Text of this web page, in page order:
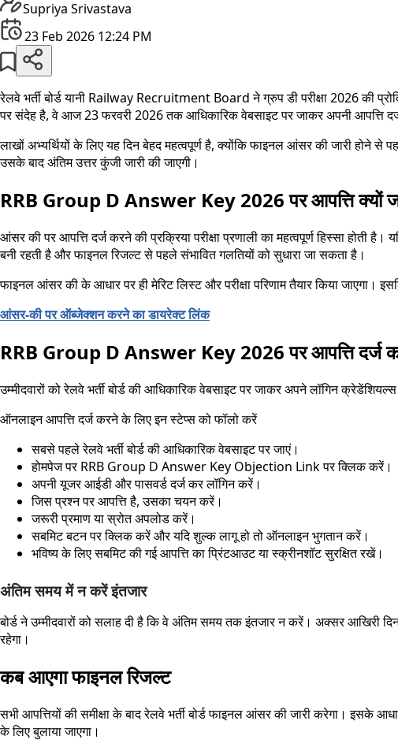
Supriya Srivastava
23 Feb 2026 12:24 PM
रेलवे भर्ती बोर्ड यानी Railway Recruitment Board ने ग्रुप डी परीक्षा 2026 की
पर संदेह है, वे आज 23 फरवरी 2026 तक आधिकारिक वेबसाइट पर जाकर अपनी आपत्ति
लाखों अभ्यर्थियों के लिए यह दिन बेहद महत्वपूर्ण है, क्योंकि फाइनल आंसर की जारी होने से
उसके बाद अंतिम उत्तर कुंजी जारी की जाएगी।
RRB Group D Answer Key 2026 पर आपत्ति क्यों
आंसर की पर आपत्ति दर्ज करने की प्रक्रिया परीक्षा प्रणाली का महत्वपूर्ण हिस्सा होती
बनी रहती है और फाइनल रिजल्ट से पहले संभावित गलतियों को सुधारा जा सकता है।
फाइनल आंसर की के आधार पर ही मेरिट लिस्ट और परीक्षा परिणाम तैयार किया जाएगा।
आंसर-की पर ऑब्जेक्शन करने का डायरेक्ट लिंक
RRB Group D Answer Key 2026 पर आपत्ति दर्ज
उम्मीदवारों को रेलवे भर्ती बोर्ड की आधिकारिक वेबसाइट पर जाकर अपने लॉगिन
ऑनलाइन आपत्ति दर्ज करने के लिए इन स्टेप्स को फॉलो करें
सबसे पहले रेलवे भर्ती बोर्ड की आधिकारिक वेबसाइट पर जाएं।
होमपेज पर RRB Group D Answer Key Objection Link पर क्लिक करें।
अपनी यूजर आईडी और पासवर्ड दर्ज कर लॉगिन करें।
जिस प्रश्न पर आपत्ति है, उसका चयन करें।
जरूरी प्रमाण या स्रोत अपलोड करें।
सबमिट बटन पर क्लिक करें और यदि शुल्क लागू हो तो ऑनलाइन भुगतान करें।
भविष्य के लिए सबमिट की गई आपत्ति का प्रिंटआउट या स्क्रीनशॉट सुरक्षित रखें।
अंतिम समय में न करें इंतजार
बोर्ड ने उम्मीदवारों को सलाह दी है कि वे अंतिम समय तक इंतजार न करें। अक्सर आखिरी
रहेगा।
कब आएगा फाइनल रिजल्ट
सभी आपत्तियों की समीक्षा के बाद रेलवे भर्ती बोर्ड फाइनल आंसर की जारी करेगा। इसके
के लिए बुलाया जाएगा।